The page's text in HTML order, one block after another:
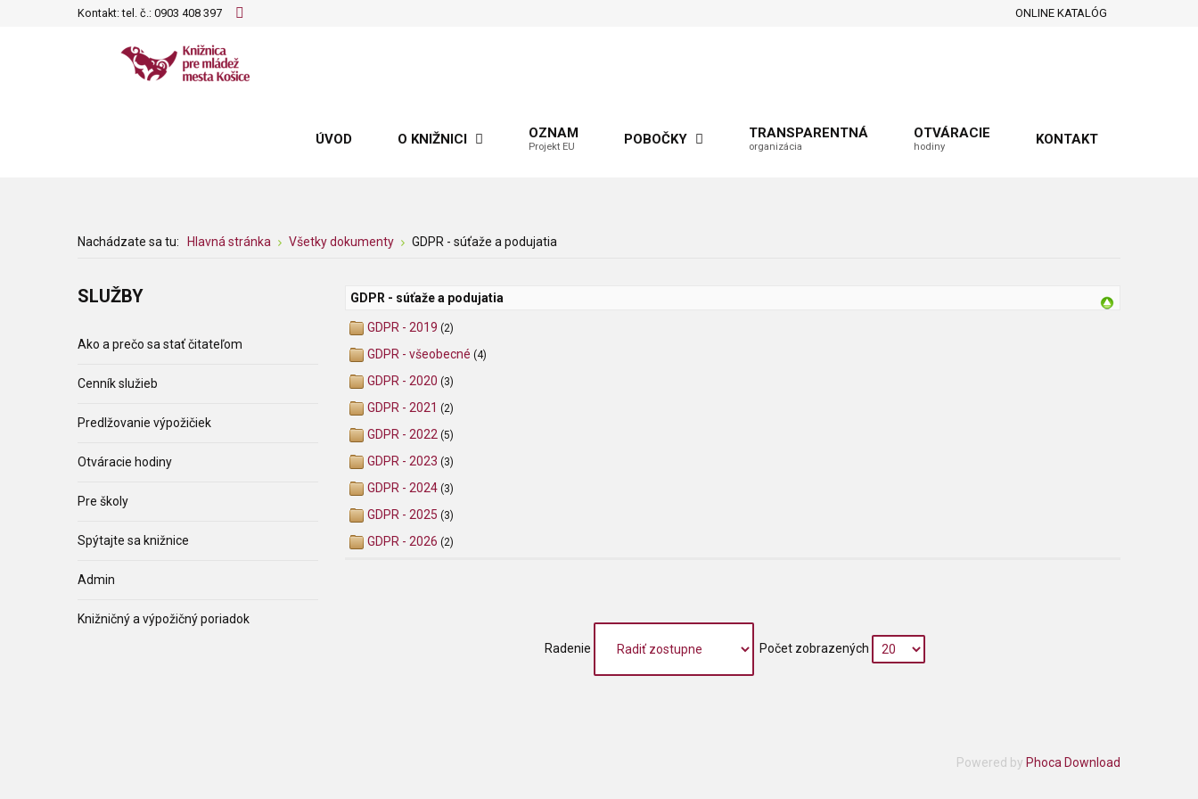
Kontakt: tel. č.: 0903 408 397 ONLINE KATALÓG
ÚVOD O KNIŽNICI OZNAM
Projekt EU POBOČKY TRANSPARENTNÁ
organizácia
OTVÁRACIE
hodiny KONTAKT
Nachádzate sa tu: Hlavná stránka Všetky dokumenty GDPR - súťaže a podujatia
GDPR - súťaže a podujatia
GDPR - 2019 (2)
GDPR - všeobecné (4)
GDPR - 2020 (3)
GDPR - 2021 (2)
GDPR - 2022 (5)
GDPR - 2023 (3)
GDPR - 2024 (3)
GDPR - 2025 (3)
GDPR - 2026 (2)
Radenie Počet zobrazených
Powered by Phoca Download
SLUŽBY
Ako a prečo sa stať čitateľom
Cenník služieb
Predlžovanie výpožičiek
Otváracie hodiny
Pre školy
Spýtajte sa knižnice
Admin
Knižničný a výpožičný poriadok